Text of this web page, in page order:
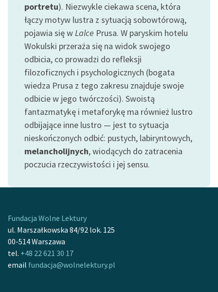
O nas
Kontakt
O projekcie
Zespół
Zasady wykorzystania
Wolnych Lektur
Logotypy
Materiały promocyjne
Polityka prywatności
Dane fundacji i
sprawozdania finansowe
Regulamin darowizn
portretu). Niezwykle ciekawa scena, która
łączy motyw lustra z sytuacją sobowtórową,
pojawia się wLalce Prusa. W paryskim hotelu
Wokulski przeraża się na widok swojego
odbicia, co prowadzi do refleksji
filozoficznych i psychologicznych (bogata
wiedza Prusa z tego zakresu znajduje swoje
odbicie w jego twórczości). Swoistą
fantazmatykę i metaforykę ma również lustro
odbijające inne lustro — jest to sytuacja
nieskończonych odbić: pustych, labiryntowych,
melancholijnych, wiodących do zatracenia
poczucia rzeczywistości i jej sensu.
Fundacja Wolne Lektury
ul. Marszałkowska 84/92 lok. 125
00-514 Warszawa
tel. +48 22 621 30 17
email fundacja@wolnelektury.pl